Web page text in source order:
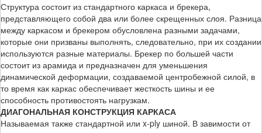
Структура состоит из стандартного каркаса и брекера,
представляющего собой два или более скрещенных слоя. Разница
между каркасом и брекером обусловлена разными задачами,
которые они призваны выполнять, следовательно, при их создании
используются разные материалы. Брекер по большей части
состоит из арамида и предназначен для уменьшения
динамической деформации, создаваемой центробежной силой, в
то время как каркас обеспечивает жесткость шины и ее
способность противостоять нагрузкам.
ДИАГОНАЛЬНАЯ КОНСТРУКЦИЯ КАРКАСА
Называемая также стандартной или x-ply шиной. В завимости от